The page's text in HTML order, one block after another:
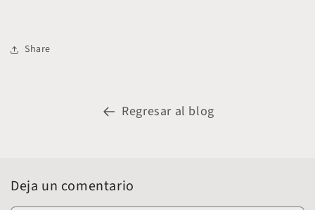
Share
Regresar al blog
Deja un comentario